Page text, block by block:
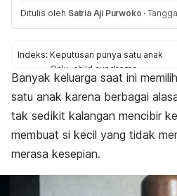
Ditulis oleh Satria Aji Purwoko ·
Indeks: Keputusan punya satu anak
Only-child syndrome
Tips membesarkan anak
Banyak keluarga saat ini
satu anak karena berbagai
tak sedikit kalangan mencibir
membuat si kecil yang tidak
merasa kesepian.